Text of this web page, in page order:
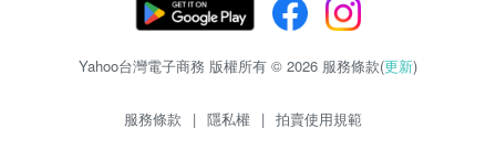
Yahoo台灣電子商務 版權所有 © 2026 服務條款(更新)
服務條款 | 隱私權 | 拍賣使用規範